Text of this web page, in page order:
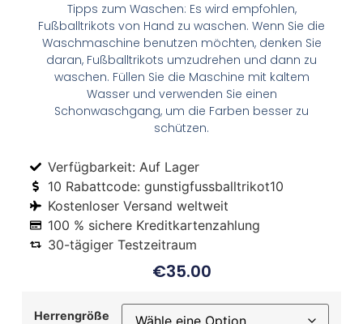
Tipps zum Waschen: Es wird empfohlen,
Fußballtrikots von Hand zu waschen. Wenn Sie die
Waschmaschine benutzen möchten, denken Sie
daran, Fußballtrikots umzudrehen und dann zu
waschen. Füllen Sie die Maschine mit kaltem
Wasser und verwenden Sie einen
Schonwaschgang, um die Farben besser zu
schützen.
Verfügbarkeit: Auf Lager
10 Rabattcode: gunstigfussballtrikot10
Kostenloser Versand weltweit
100 % sichere Kreditkartenzahlung
30-tägiger Testzeitraum
€35.00
Herrengröße